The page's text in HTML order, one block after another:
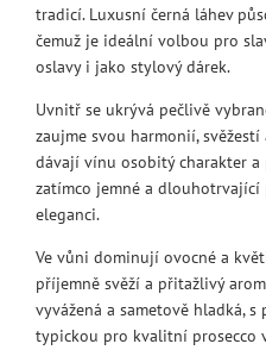
tradicí. Luxusní černá láhev
čemuž je ideální volbou pro
oslavy i jako stylový dárek.
Uvnitř se ukrývá pečlivě
zaujme svou harmonií,
dávají vínu osobitý charakter
zatímco jemné a
eleganci.
Ve vůni dominují ovocné a
příjemně svěží a přitažlivý
vyvážená a sametově hladká,
typickou pro kvalitní prosecco